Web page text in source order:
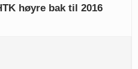
høyre bak til 2016